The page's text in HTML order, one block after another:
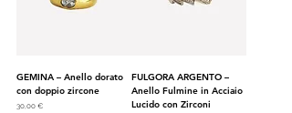
GEMINA – Anello dorato
con doppio zircone
Prezzo
30,00 €
FULGORA ARGENTO –
Anello Fulmine in Acciaio
Lucido con Zirconi